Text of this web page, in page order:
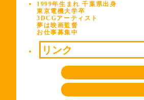
1999年生まれ 千葉県出身
東京電機大学卒
3DCGアーティスト
夢は映画監督
お仕事募集中
リンク